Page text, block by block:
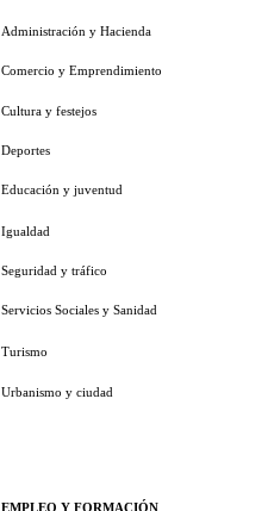
Administración y Hacienda
Comercio y Emprendimiento
Cultura y festejos
Deportes
Educación y juventud
Igualdad
Seguridad y tráfico
Servicios Sociales y Sanidad
Turismo
Urbanismo y ciudad
EMPLEO Y FORMACIÓN